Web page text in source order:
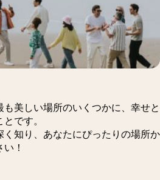
美しい場所のいくつかに、幸せと
です。
知り、あなたにぴったりの場所か
！